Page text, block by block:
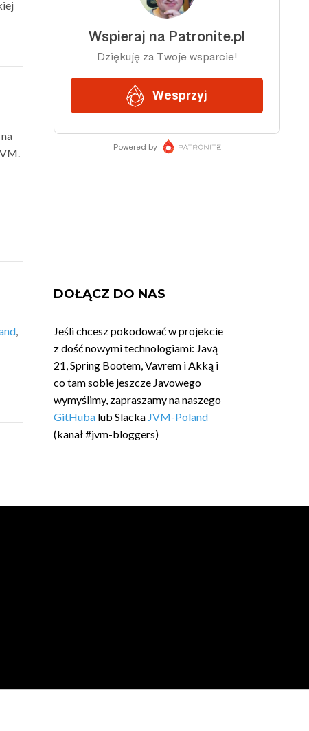
,
DOŁĄCZ DO NAS
Jeśli chcesz pokodować w projekcie
z dość nowymi technologiami: Javą
21, Spring Bootem, Vavrem i Akką i
co tam sobie jeszcze Javowego
wymyślimy, zapraszamy na naszego
GitHuba lub Slacka JVM-Poland
(kanał #jvm-bloggers)